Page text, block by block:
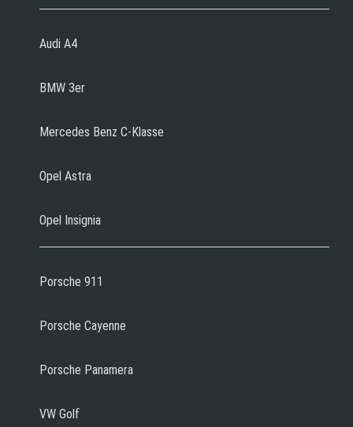
Audi A4
BMW 3er
Mercedes Benz C-Klasse
Opel Astra
Opel Insignia
Porsche 911
Porsche Cayenne
Porsche Panamera
VW Golf